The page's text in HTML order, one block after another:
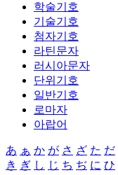
학술기호
기술기호
첨자기호
라틴문자
러시아문자
단위기호
일반기호
로마자
아랍어
あ ぁ か が さ ざ た だ
き ぎ し じ ち ぢ に ひ